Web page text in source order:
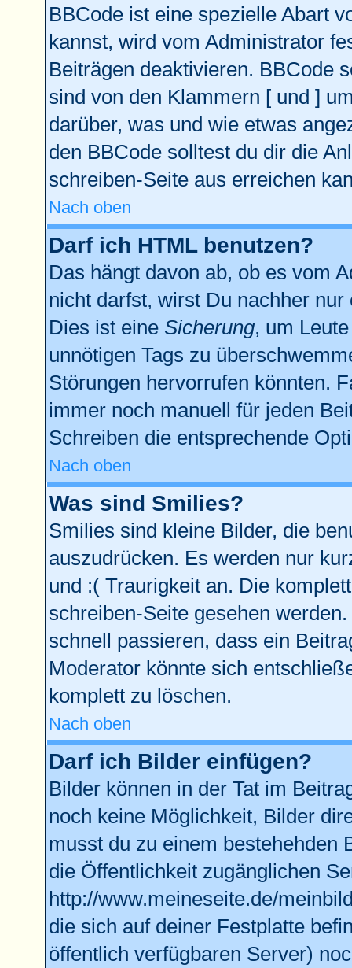
BBCode ist eine spezielle Abart
kannst, wird vom Administrator
Beiträgen deaktivieren. BBCode
sind von den Klammern [ und ]
darüber, was und wie etwas
den BBCode solltest du dir die
schreiben-Seite aus erreichen
Nach oben
Darf ich HTML benutzen?
Das hängt davon ab, ob es vom
nicht darfst, wirst Du nachher
Dies ist eine Sicherung, um
unnötigen Tags zu
Störungen hervorrufen könnten.
immer noch manuell für jeden
Schreiben die entsprechende
Nach oben
Was sind Smilies?
Smilies sind kleine Bilder, die
auszudrücken. Es werden nur
und :( Traurigkeit an. Die
schreiben-Seite gesehen
schnell passieren, dass ein
Moderator könnte sich
komplett zu löschen.
Nach oben
Darf ich Bilder einfügen?
Bilder können in der Tat im
noch keine Möglichkeit, Bilder
musst du zu einem bestehehden
die Öffentlichkeit zugänglichen
http://www.meineseite.de/
die sich auf deiner Festplatte
öffentlich verfügbaren Server)